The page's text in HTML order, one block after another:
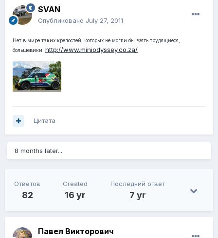
SVAN
Опубликовано July 27, 2011
Нет в мире таких крепостей, которых не могли бы взять трудящиеся,
большевики. http://www.miniodyssey.co.za/
Цитата
8 months later...
Ответов
82
Created
16 yr
Последний ответ
7 yr
Павел Викторович